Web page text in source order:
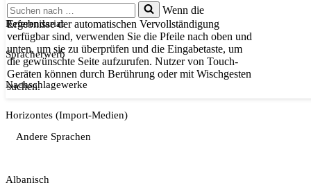
Suchen
nach …
Wenn die
Ergebnisse der automatischen Vervollständigung
verfügbar sind, verwenden Sie die Pfeile nach oben und
unten, um sie zu überprüfen und die Eingabetaste, um
die gewünschte Seite aufzurufen. Nutzer von Touch-
Geräten können durch Berührung oder mit Wischgesten
suchen.
Referendariat
Spracherwerb
Nachschlagewerke
Horizontes (Import-Medien)
Andere Sprachen
Albanisch